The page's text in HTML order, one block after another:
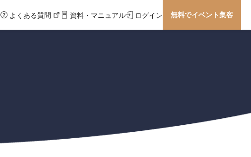
よくある質問 資料・マニュアル ログイン 無料でイベント集客